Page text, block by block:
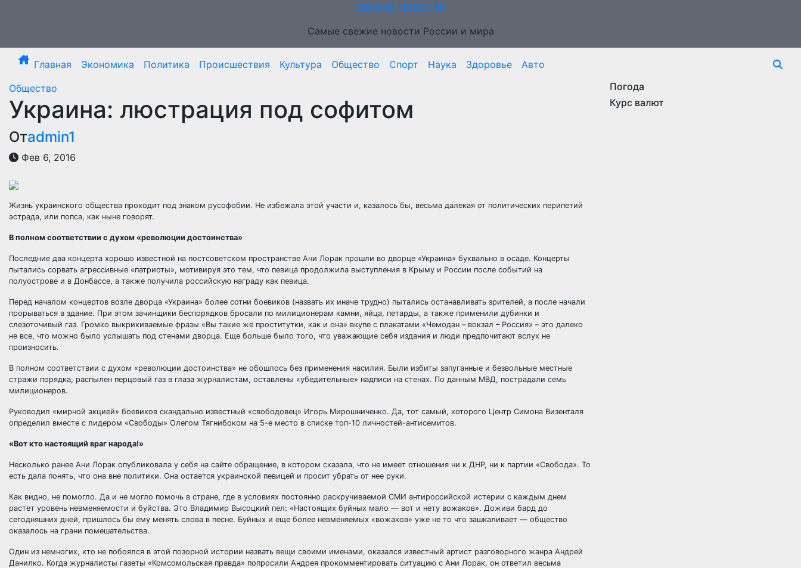
СВЕЖИЕ НОВОСТИ
Самые свежие новости России и мира
Главная Экономика Политика Происшествия Культура Общество Спорт Наука Здоровье
Авто
Общество
Украина: люстрация под софитом
Отadmin1
Фев 6, 2016
Жизнь украинского общества проходит под знаком русофобии. Не избежала этой участи и, казалось бы, весьма далекая от политических перипетий
эстрада, или попса, как ныне говорят.
В полном соответствии с духом «революции достоинства»
Последние два концерта хорошо известной на постсоветском пространстве Ани Лорак прошли во дворце «Украина» буквально в осаде. Концерты
пытались сорвать агрессивные «патриоты», мотивируя это тем, что певица продолжила выступления в Крыму и России после событий на
полуострове и в Донбассе, а также получила российскую награду как певица.
Перед началом концертов возле дворца «Украина» более сотни боевиков (назвать их иначе трудно) пытались останавливать зрителей, а после начали
прорываться в здание. При этом зачинщики беспорядков бросали по милиционерам камни, яйца, петарды, а также применили дубинки и
слезоточивый газ. Громко выкрикиваемые фразы «Вы такие же проститутки, как и она» вкупе с плакатами «Чемодан – вокзал – Россия» – это далеко
не все, что можно было услышать под стенами дворца. Еще больше было того, что уважающие себя издания и люди предпочитают вслух не
произносить.
В полном соответствии с духом «революции достоинства» не обошлось без применения насилия. Были избиты запуганные и безвольные местные
стражи порядка, распылен перцовый газ в глаза журналистам, оставлены «убедительные» надписи на стенах. По данным МВД, пострадали семь
милиционеров.
Руководил «мирной акцией» боевиков скандально известный «свободовец» Игорь Мирошниченко. Да, тот самый, которого Центр Симона Визенталя
определил вместе с лидером «Свободы» Олегом Тягнибоком на 5-е место в списке топ-10 личностей-антисемитов.
«Вот кто настоящий враг народа!»
Несколько ранее Ани Лорак опубликовала у себя на сайте обращение, в котором сказала, что не имеет отношения ни к ДНР, ни к партии «Свобода». То
есть дала понять, что она вне политики. Она остается украинской певицей и просит убрать от нее руки.
Как видно, не помогло. Да и не могло помочь в стране, где в условиях постоянно раскручиваемой СМИ антироссийской истерии с каждым днем
растет уровень невменяемости и буйства. Это Владимир Высоцкий пел: «Настоящих буйных мало — вот и нету вожаков». Доживи бард до
сегодняшних дней, пришлось бы ему менять слова в песне. Буйных и еще более невменяемых «вожаков» уже не то что зашкаливает — общество
оказалось на грани помешательства.
Один из немногих, кто не побоялся в этой позорной истории назвать вещи своими именами, оказался известный артист разговорного жанра Андрей
Данилко. Когда журналисты газеты «Комсомольская правда» попросили Андрея прокомментировать ситуацию с Ани Лорак, он ответил весьма
Погода
Курс валют